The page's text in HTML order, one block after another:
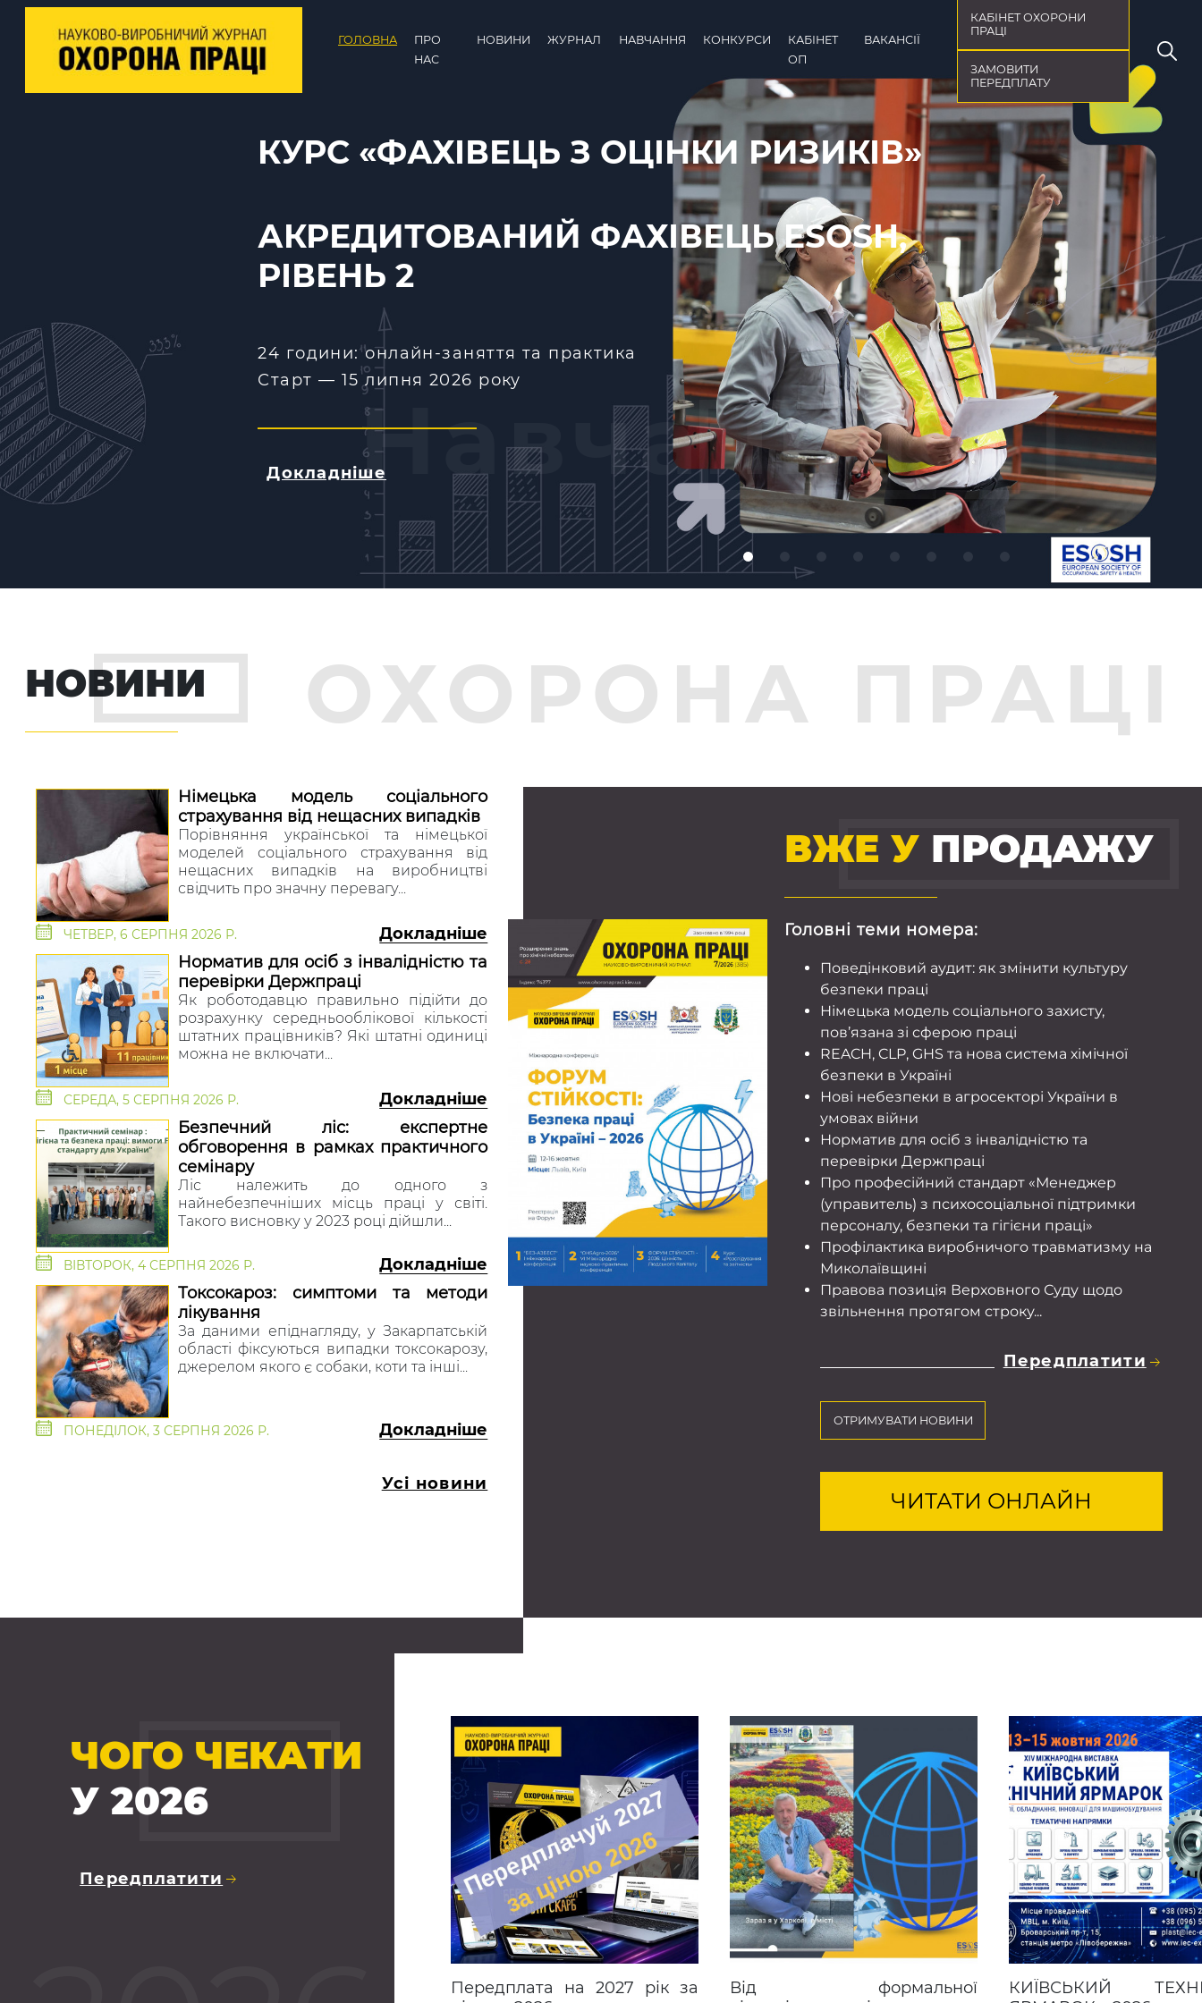
ГОЛОВНА
ПРО
НАС
НОВИНИ ЖУРНАЛ НАВЧАННЯ КОНКУРСИ
КАБІНЕТ
ОП
ВАКАНСІЇ
КАБІНЕТ ОХОРОНИ
ПРАЦІ
ЗАМОВИТИ
ПЕРЕДПЛАТУ
КУРС «ФАХІВЕЦЬ З ОЦІНКИ РИЗИКІВ»
АКРЕДИТОВАНИЙ ФАХІВЕЦЬ ESOSH,
РІВЕНЬ 2
24 години: онлайн-заняття та практика
Старт — 15 липня 2026 року
ДокладнішеНавчання
НОВИНИ ОХОРОНА ПРАЦІ
Німецька модель соціального
страхування від нещасних випадків
Порівняння української та німецької
моделей соціального страхування від
нещасних випадків на виробництві
свідчить про значну перевагу...
ЧЕТВЕР, 6 СЕРПНЯ 2026 Р.
Докладніше
Норматив для осіб з інвалідністю та
перевірки Держпраці
Як роботодавцю правильно підійти до
розрахунку середньооблікової кількості
штатних працівників? Які штатні одиниці
можна не включати...
СЕРЕДА, 5 СЕРПНЯ 2026 Р.
Докладніше
Безпечний ліс: експертне
обговорення в рамках практичного
семінару
Ліс належить до одного з
найнебезпечніших місць праці у світі.
Такого висновку у 2023 році дійшли...
ВІВТОРОК, 4 СЕРПНЯ 2026 Р.
Докладніше
Токсокароз: симптоми та методи
лікування
За даними епіднагляду, у Закарпатській
області фіксуються випадки токсокарозу,
джерелом якого є собаки, коти та інші...
ПОНЕДІЛОК, 3 СЕРПНЯ 2026 Р. Докладніше
Усі новини
ВЖЕ У ПРОДАЖУ
Головні теми номера:
Поведінковий аудит: як змінити культуру
безпеки праці
Німецька модель соціального захисту,
пов’язана зі сферою праці
REACH, CLP, GHS та нова система хімічної
безпеки в Україні
Нові небезпеки в агросекторі України в
умовах війни
Норматив для осіб з інвалідністю та
перевірки Держпраці
Про професійний стандарт «Менеджер
(управитель) з психосоціальної підтримки
персоналу, безпеки та гігієни праці»
Профілактика виробничого травматизму на
Миколаївщині
Правова позиція Верховного Суду щодо
звільнення протягом строку...
Передплатити
ОТРИМУВАТИ НОВИНИ
ЧИТАТИ ОНЛАЙН
ЧОГО ЧЕКАТИ
У 2026
Передплатити
Передплата на 2027 рік за
Від формальної
КИЇВСЬКИЙ